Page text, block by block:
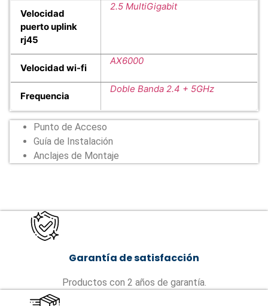
Velocidad
puerto uplink
rj45
2.5 MultiGigabit
Velocidad wi-fi
AX6000
Frequencia
Doble Banda 2.4 + 5GHz
Punto de Acceso
Guía de Instalación
Anclajes de Montaje
Garantía de satisfacción
Productos con 2 años de garantía.